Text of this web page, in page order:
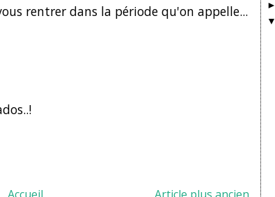
rentrer dans la période qu'on appelle...
►
▼